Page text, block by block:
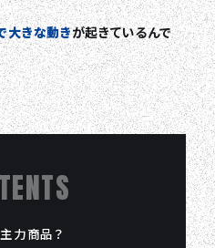
大きな動きが起きているんで
力商品？